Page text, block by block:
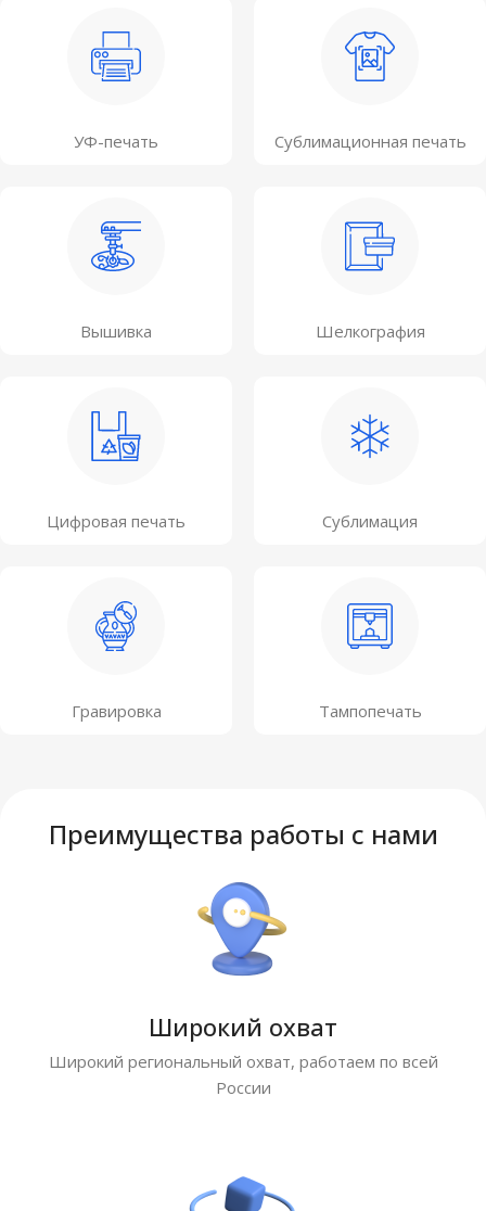
УФ-печать Сублимационная печать
Вышивка Шелкография
Цифровая печать Сублимация
Гравировка Тампопечать
Преимущества работы с нами
Широкий охват
Широкий региональный охват, работаем по всей
России